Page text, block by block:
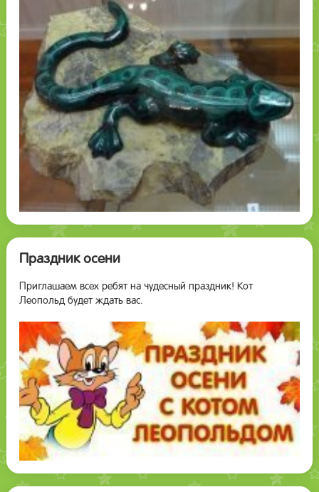
Праздник осени
Приглашаем всех ребят на чудесный праздник! Кот
Леопольд будет ждать вас.